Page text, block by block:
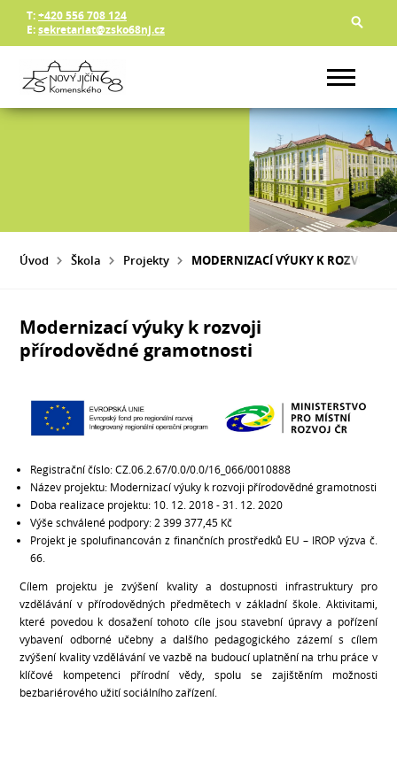
T:+420 556 708 124
E:sekretariat@zsko68nj.cz
Úvod Škola Projekty MODERNIZACÍ VÝUKY K ROZVOJI
Modernizací výuky k rozvoji
přírodovědné gramotnosti
Registrační číslo: CZ.06.2.67/0.0/0.0/16_066/0010888
Název projektu: Modernizací výuky k rozvoji přírodovědné gramotnosti
Doba realizace projektu: 10. 12. 2018 - 31. 12. 2020
Výše schválené podpory: 2 399 377,45 Kč
Projekt je spolufinancován z finančních prostředků EU – IROP výzva č.
66.
Cílem projektu je zvýšení kvality a dostupnosti infrastruktury pro
vzdělávání v přírodovědných předmětech v základní škole. Aktivitami,
které povedou k dosažení tohoto cíle jsou stavební úpravy a pořízení
vybavení odborné učebny a dalšího pedagogického zázemí s cílem
zvýšení kvality vzdělávání ve vazbě na budoucí uplatnění na trhu práce v
klíčové kompetenci přírodní vědy, spolu se zajištěním možnosti
bezbariérového užití sociálního zařízení.